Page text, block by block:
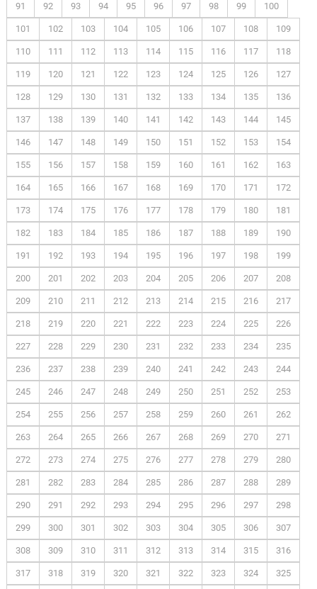
91 92 93 94 95 96 97 98 99 100
101 102 103 104 105 106 107 108 109
110 111 112 113 114 115 116 117 118
119 120 121 122 123 124 125 126 127
128 129 130 131 132 133 134 135 136
137 138 139 140 141 142 143 144 145
146 147 148 149 150 151 152 153 154
155 156 157 158 159 160 161 162 163
164 165 166 167 168 169 170 171 172
173 174 175 176 177 178 179 180 181
182 183 184 185 186 187 188 189 190
191 192 193 194 195 196 197 198 199
200 201 202 203 204 205 206 207 208
209 210 211 212 213 214 215 216 217
218 219 220 221 222 223 224 225 226
227 228 229 230 231 232 233 234 235
236 237 238 239 240 241 242 243 244
245 246 247 248 249 250 251 252 253
254 255 256 257 258 259 260 261 262
263 264 265 266 267 268 269 270 271
272 273 274 275 276 277 278 279 280
281 282 283 284 285 286 287 288 289
290 291 292 293 294 295 296 297 298
299 300 301 302 303 304 305 306 307
308 309 310 311 312 313 314 315 316
317 318 319 320 321 322 323 324 325